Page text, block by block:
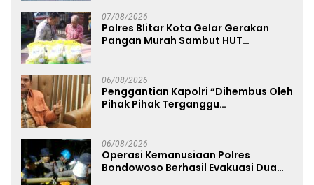
07/08/2026
Polres Blitar Kota Gelar Gerakan
Pangan Murah Sambut HUT
06/08/2026
Penggantian Kapolri “Dihembus Oleh
Pihak Pihak Terganggu
06/08/2026
Operasi Kemanusiaan Polres
Bondowoso Berhasil Evakuasi Dua